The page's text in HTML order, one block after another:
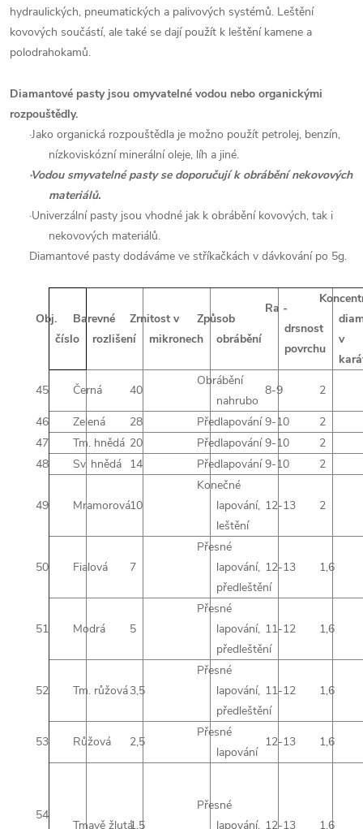
hydraulických, pneumatických a palivových systémů. Leštění
kovových součástí, ale také se dají použít k leštění kamene a
polodrahokamů.
Diamantové pasty jsou omyvatelné vodou nebo organickými
rozpouštědly.
·Jako organická rozpouštědla je možno použít petrolej, benzín,
nízkoviskózní minerální oleje, líh a jiné.
·Vodou smyvatelné pasty se doporučují k obrábění nekovových
materiálů.
·Univerzální pasty jsou vhodné jak k obrábění kovových, tak i
nekovových materiálů.
Diamantové pasty dodáváme ve stříkačkách v dávkování po 5g.
Obj.
číslo
Barevné
rozlišení
Zrnitost v
mikronech
Způsob
obrábění
Ra -
drsnost
povrchu
v
45
Černá 40
Obrábění
nahrubo
8-9 2
46 Zelená 28 Předlapování 9-10
2
47
Tm. hnědá 20 Předlapování 9-10
2
48
Sv. hnědá 14 Předlapování 9-10 2
49 Mramorová10
Konečné
lapování,
leštění
12-13 2
50 Fialová 7
Přesné
lapování,
předleštění
12-13 1,6
51 Modrá 5
Přesné
lapování,
předleštění
11-12 1,6
52 Tm. růžová3,5
Přesné
lapování,
předleštění
11-12 1,6
53 Růžová 2,5
Přesné
lapování
12-13 1,6
54
Tmavě žlutá1,5
Přesné
lapování, 12-13 1,6